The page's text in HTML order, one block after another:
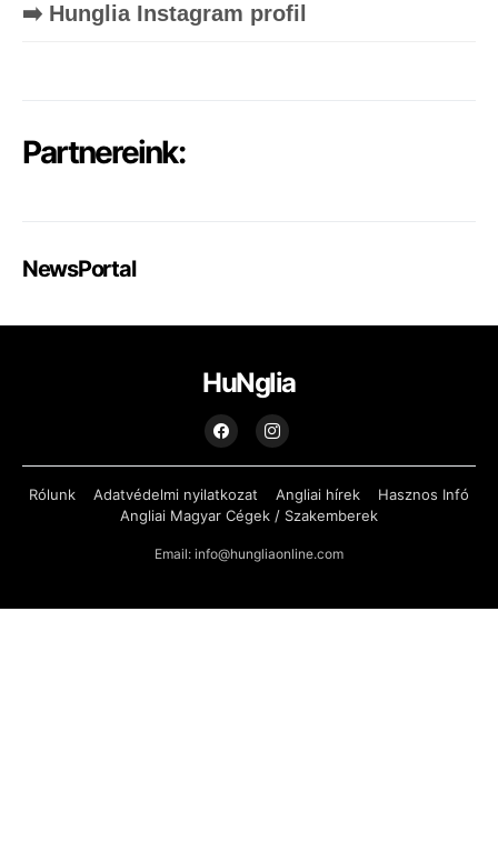
➡️ Hunglia Instagram profil
Partnereink:
NewsPortal
HuNglia
Rólunk Adatvédelmi nyilatkozat Angliai hírek
Hasznos Infó
Angliai Magyar Cégek / Szakemberek
Email: info@hungliaonline.com